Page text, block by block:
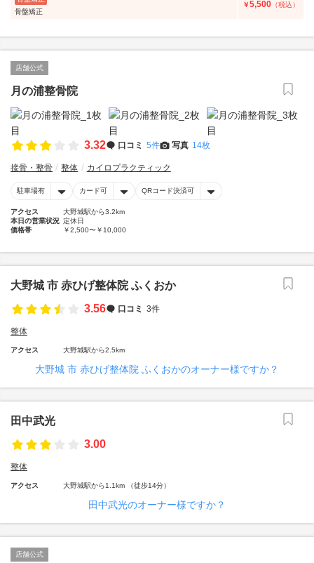
骨盤矯正
￥5,500 （税込）
店舗公式
月の浦整骨院
3.32 口コミ 5件 写真 14枚
接骨・整骨 整体 カイロプラクティック
駐車場有 カード可 QRコード決済可
アクセス
大野城駅から3.2km
本日の営業状況 定休日
価格帯
￥2,500〜￥10,000
大野城 市 赤ひげ整体院 ふくおか
3.56
口コミ 3件
整体
アクセス 大野城駅から2.5km
大野城 市 赤ひげ整体院 ふくおかのオーナー様ですか？
田中武光
3.00
整体
アクセス 大野城駅から1.1km （徒歩14分）
田中武光のオーナー様ですか？
店舗公式